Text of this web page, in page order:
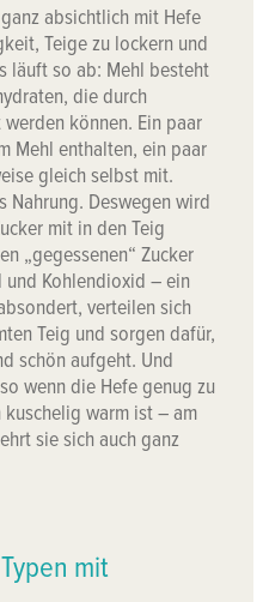
absichtlich mit Hefe
Teige zu lockern und
läuft so ab: Mehl besteht
die durch
können. Ein paar
Mehl enthalten, ein paar
gleich selbst mit.
Nahrung. Deswegen wird
mit in den Teig
„gegessenen“ Zucker
und Kohlendioxid – ein
verteilen sich
Teig und sorgen dafür,
schön aufgeht. Und
wenn die Hefe genug zu
warm ist – am
sie sich auch ganz
mit